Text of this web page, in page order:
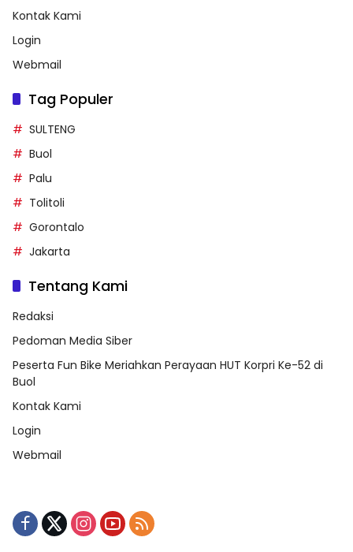
Kontak Kami
Login
Webmail
Tag Populer
SULTENG
Buol
Palu
Tolitoli
Gorontalo
Jakarta
Tentang Kami
Redaksi
Pedoman Media Siber
Peserta Fun Bike Meriahkan Perayaan HUT Korpri Ke-52 di
Buol
Kontak Kami
Login
Webmail